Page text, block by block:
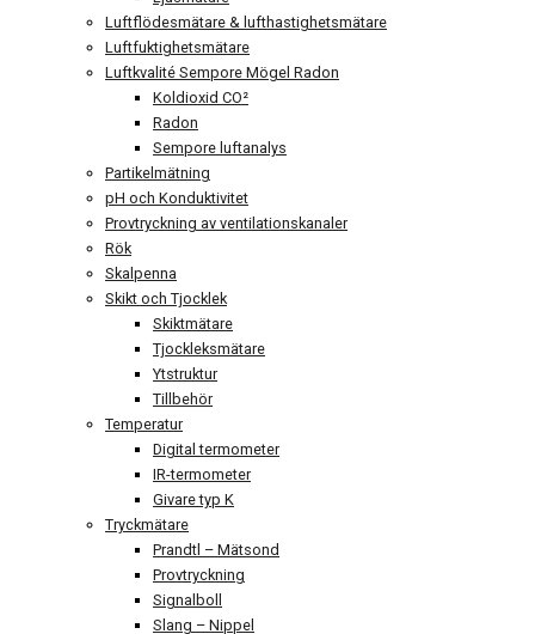
Luftflödesmätare & lufthastighetsmätare
Luftfuktighetsmätare
Luftkvalité Sempore Mögel Radon
Koldioxid CO²
Radon
Sempore luftanalys
Partikelmätning
pH och Konduktivitet
Provtryckning av ventilationskanaler
Rök
Skalpenna
Skikt och Tjocklek
Skiktmätare
Tjockleksmätare
Ytstruktur
Tillbehör
Temperatur
Digital termometer
IR-termometer
Givare typ K
Tryckmätare
Prandtl – Mätsond
Provtryckning
Signalboll
Slang – Nippel